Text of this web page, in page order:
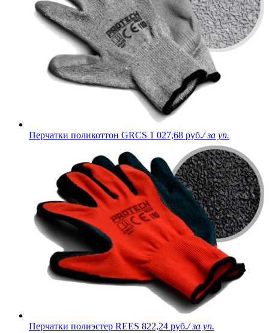
Перчатки поликоттон GRCS 1 027,68 руб./ за уп.
Перчатки полиэстер REES 822,24 руб./ за уп.